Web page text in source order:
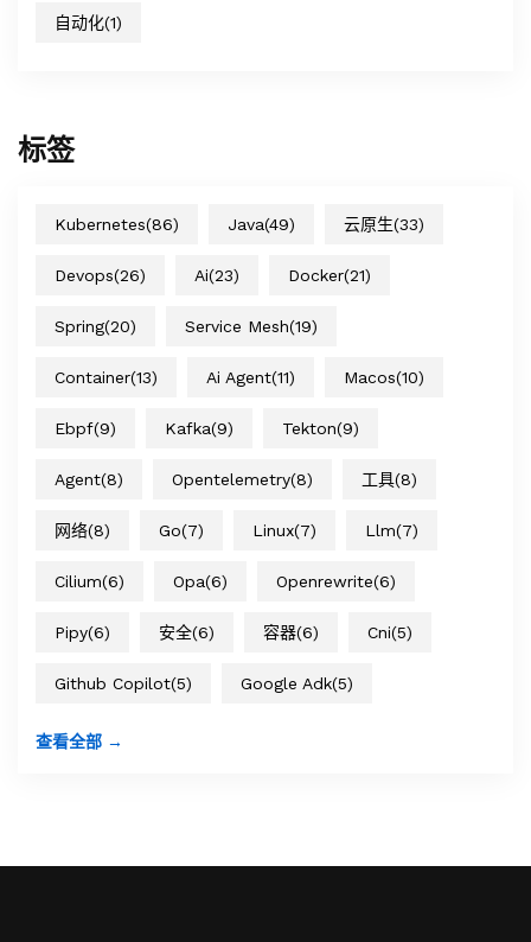
自动化(1)
标签
Kubernetes(86) Java(49) 云原生(33)
Devops(26) Ai(23) Docker(21)
Spring(20) Service Mesh(19)
Container(13) Ai Agent(11) Macos(10)
Ebpf(9) Kafka(9) Tekton(9)
Agent(8) Opentelemetry(8) 工具(8)
网络(8) Go(7) Linux(7) Llm(7)
Cilium(6) Opa(6) Openrewrite(6)
Pipy(6) 安全(6) 容器(6) Cni(5)
Github Copilot(5) Google Adk(5)
查看全部 →